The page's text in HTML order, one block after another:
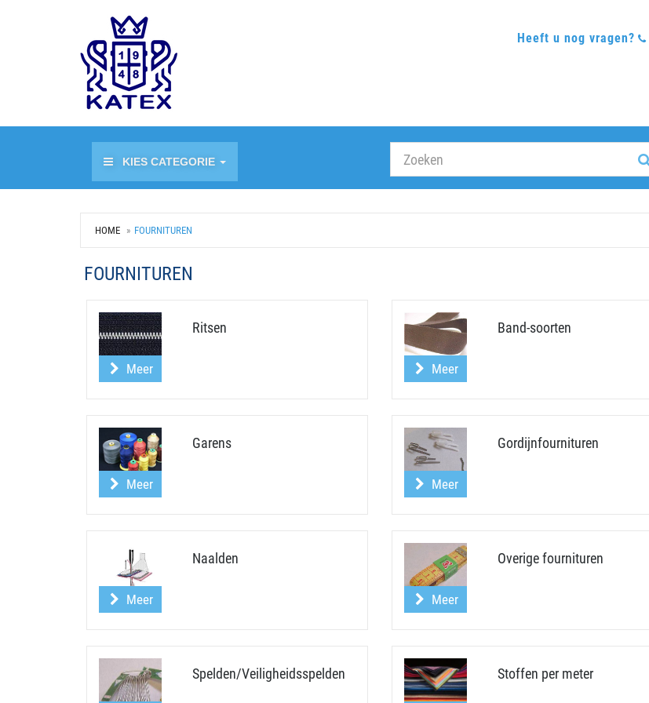
Heeft u nog vragen?
KIES CATEGORIE
HOME FOURNITUREN
FOURNITUREN
Meer
Ritsen
Meer
Band-soorten
Meer
Garens
Meer
Gordijnfournituren
Meer
Naalden
Meer
Overige fournituren
Spelden/Veiligheidsspelden Stoffen per meter